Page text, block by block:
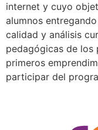
internet y cuyo
alumnos
calidad y análisis
pedagógicas de
primeros
participar del